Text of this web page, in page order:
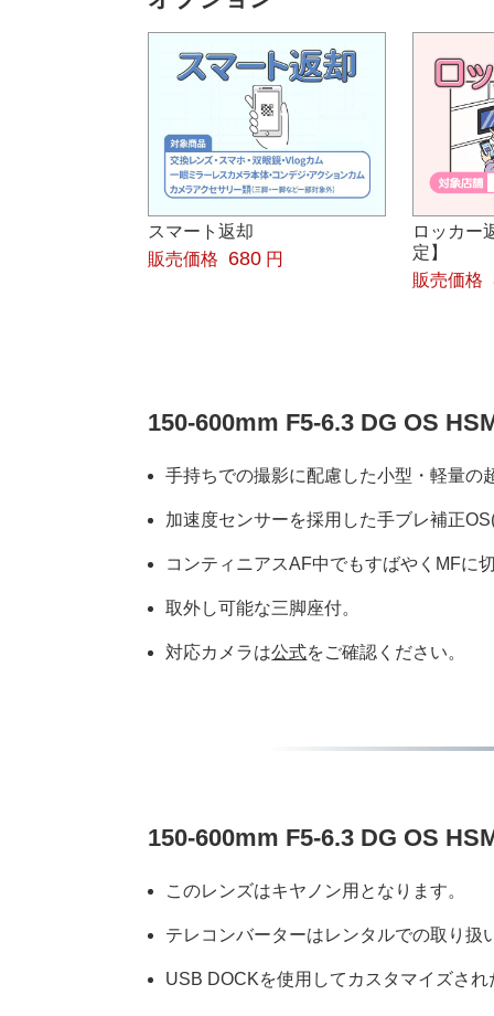
スマート返却
販売価格
680 円
ロッカー
定】
販売価格
150-600mm F5-6.3 DG OS
手持ちでの撮影に配慮した小型・軽量の
加速度センサーを採用した手ブレ補正
コンティニアスAF中でもすばやくMFに
取外し可能な三脚座付。
対応カメラは公式をご確認ください。
150-600mm F5-6.3 DG OS
このレンズはキヤノン用となります。
テレコンバーターはレンタルでの取り扱
USB DOCKを使用してカスタマイズさ